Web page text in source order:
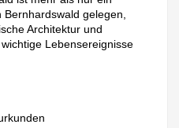
gelegen,
Architektur und
Lebensereignisse